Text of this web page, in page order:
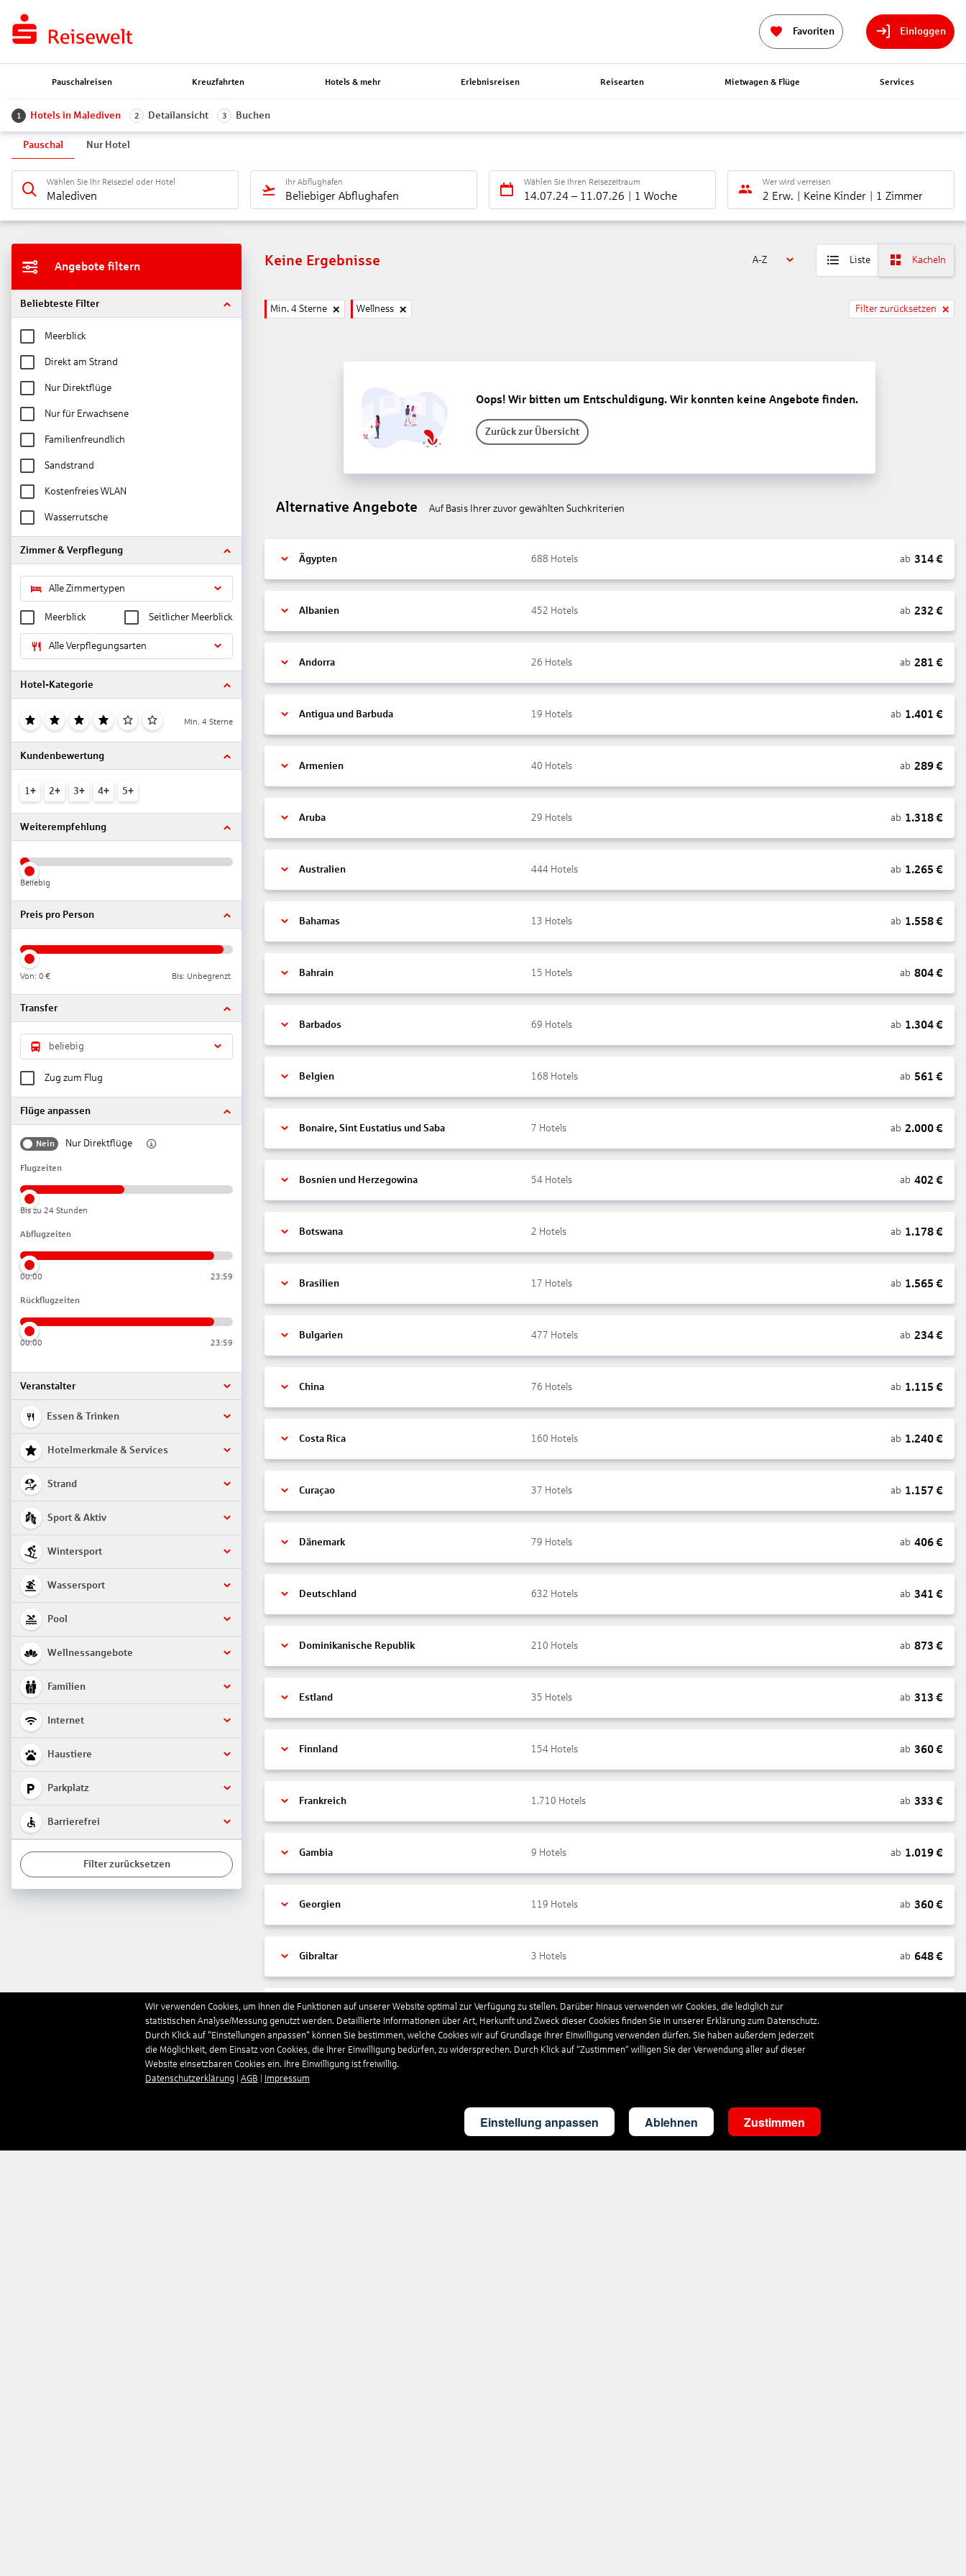
Favoriten Einloggen
Pauschalreisen Kreuzfahrten Hotels & mehr Erlebnisreisen Reisearten Mietwagen & Flüge Services
1 Hotels in Malediven 2 Detailansicht 3 Buchen
Pauschal Nur Hotel
Wählen Sie Ihr Reiseziel oder Hotel
Malediven
Ihr Abflughafen
Beliebiger Abflughafen
Wählen Sie Ihren Reisezeitraum
14.07.24 – 11.07.26 1 Woche
Wer wird verreisen
2 Erw. Keine Kinder 1 Zimmer
Angebote filtern
Beliebteste Filter
Meerblick
Direkt am Strand
Nur Direktflüge
Nur für Erwachsene
Familienfreundlich
Sandstrand
Kostenfreies WLAN
Wasserrutsche
Zimmer & Verpflegung
Alle Zimmertypen
Meerblick Seitlicher Meerblick
Alle Verpflegungsarten
Hotel-Kategorie
Min. 4 Sterne
Kundenbewertung
1+ 2+ 3+ 4+ 5+
Weiterempfehlung
Beliebig
Preis pro Person
Von: 0 € Bis: Unbegrenzt
Transfer
beliebig
Zug zum Flug
Flüge anpassen
Nein Nur Direktflüge
Flugzeiten
Bis zu 24 Stunden
Abflugzeiten
00:00 23:59
Rückflugzeiten
00:00 23:59
Veranstalter
Essen & Trinken
Hotelmerkmale & Services
Strand
Sport & Aktiv
Wintersport
Wassersport
Pool
Wellnessangebote
Familien
Internet
Haustiere
Parkplatz
Barrierefrei
Filter zurücksetzen
Keine Ergebnisse A-Z Liste Kacheln
Min. 4 Sterne Wellness Filter zurücksetzen
Oops! Wir bitten um Entschuldigung. Wir konnten keine Angebote finden.
Zurück zur Übersicht
Alternative Angebote Auf Basis Ihrer zuvor gewählten Suchkriterien
Ägypten 688 Hotels ab 314€
Albanien 452 Hotels ab 232 €
Andorra 26 Hotels ab 281 €
Antigua und Barbuda 19 Hotels ab 1.401 €
Armenien 40 Hotels ab 289€
Aruba 29 Hotels ab 1.318€
Australien 444 Hotels ab 1.265 €
Bahamas 13 Hotels ab 1.558€
Bahrain 15 Hotels ab 804€
Barbados 69 Hotels ab 1.304€
Belgien 168 Hotels ab 561 €
Bonaire, Sint Eustatius und Saba 7 Hotels ab 2.000€
Bosnien und Herzegowina 54 Hotels ab 402 €
Botswana 2 Hotels ab 1.178€
Brasilien 17 Hotels ab 1.565 €
Bulgarien 477 Hotels ab 234€
China 76 Hotels ab 1.115 €
Costa Rica 160 Hotels ab 1.240€
Curaçao 37 Hotels ab 1.157 €
Dänemark 79 Hotels ab 406€
Deutschland 632 Hotels ab 341 €
Dominikanische Republik 210 Hotels ab 873 €
Estland 35 Hotels ab 313 €
Finnland 154 Hotels ab 360€
Frankreich 1.710 Hotels ab 333 €
Gambia 9 Hotels ab 1.019€
Georgien 119 Hotels ab 360€
Gibraltar 3 Hotels ab 648€
Grenada 10 Hotels
Griechenland
Wir verwenden Cookies, um Ihnen die Funktionen auf unserer Website optimal zur Verfügung zu stellen. Darüber hinaus verwenden wir Cookies, die lediglich zur
statistischen Analyse/Messung genutzt werden. Detaillierte Informationen über Art, Herkunft und Zweck dieser Cookies finden Sie in unserer Erklärung zum Datenschutz.
Durch Klick auf "Einstellungen anpassen" können Sie bestimmen, welche Cookies wir auf Grundlage Ihrer Einwilligung verwenden dürfen. Sie haben außerdem jederzeit
die Möglichkeit, dem Einsatz von Cookies, die Ihrer Einwilligung bedürfen, zu widersprechen. Durch Klick auf “Zustimmen“ willigen Sie der Verwendung aller auf dieser
Website einsetzbaren Cookies ein. Ihre Einwilligung ist freiwillig.
Datenschutzerklärung
AGB Impressum
Einstellung anpassen Ablehnen Zustimmen